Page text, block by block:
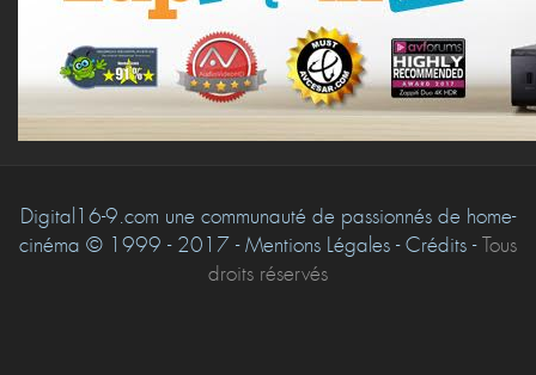
Digital16-9.com une communauté de passionnés de home-
cinéma © 1999 - 2017 - Mentions Légales - Crédits -Tous
droits réservés